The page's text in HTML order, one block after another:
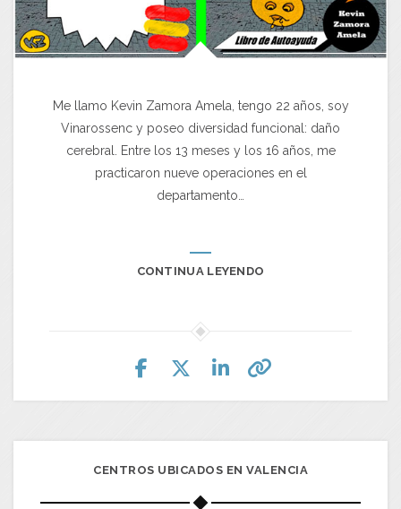
Me llamo Kevin Zamora Amela, tengo 22 años, soy
Vinarossenc y poseo diversidad funcional: daño
cerebral. Entre los 13 meses y los 16 años, me
practicaron nueve operaciones en el
departamento…
CONTINUA LEYENDO
CENTROS UBICADOS EN VALENCIA